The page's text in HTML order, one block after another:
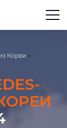
Кореи »